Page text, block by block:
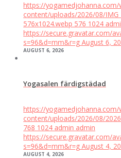
https://yogamedjohanna.com/
content/uploads/2026/08/
576x1024.webp 576 1024
https://secure.gravatar.com/
s=96&d=mm&r=g August 6,
AUGUST 6, 2026
Yogasalen färdigstädad
https://yogamedjohanna.com/
content/uploads/2026/08/
768 1024 admin admin
https://secure.gravatar.com/
s=96&d=mm&r=g August 4,
AUGUST 4, 2026